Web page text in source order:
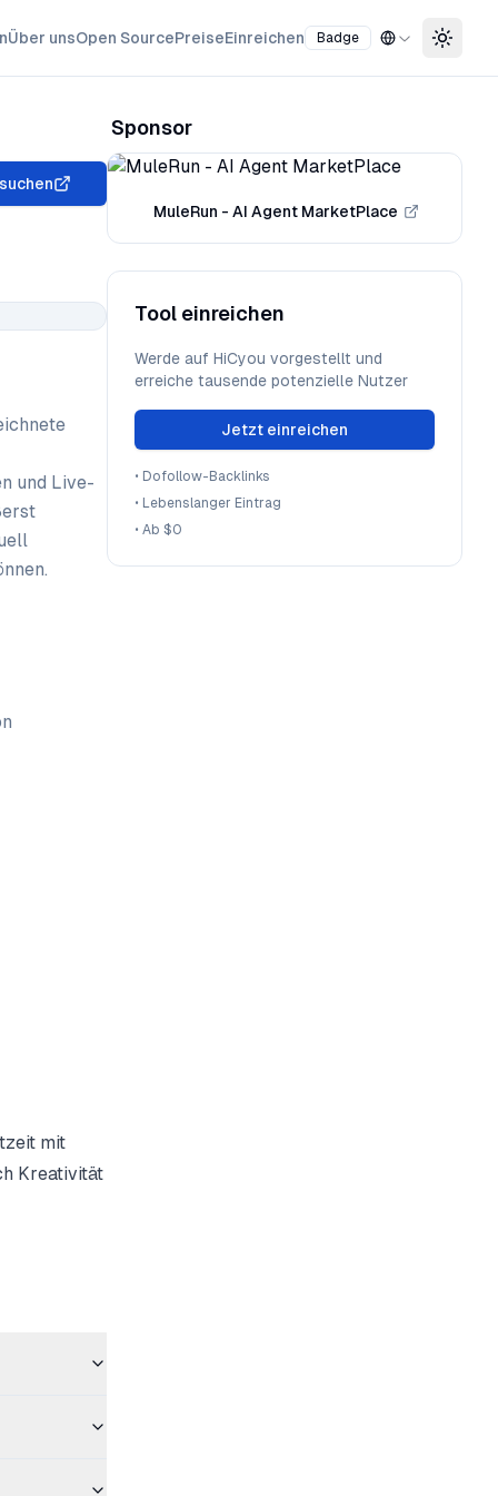
Über unsOpen SourcePreiseEinreichen Badge
und Live-
mit
Kreativität
Sponsor
MuleRun - AI Agent MarketPlace
Tool einreichen
Werde auf HiCyou vorgestellt und
erreiche tausende potenzielle Nutzer
Jetzt einreichen
• Dofollow-Backlinks
• Lebenslanger Eintrag
• Ab $0